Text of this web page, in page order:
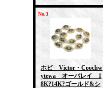
No.3
ホピ Victor・Coochw
ytewa オーバレイ 1
8K?14K?ゴールド&シ